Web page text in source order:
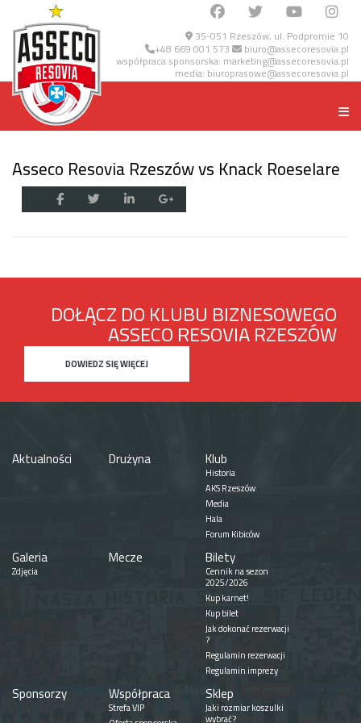
35-051 Rzeszów, ul. Podpromie 10
+48 669 001 573 biuro@assecoresovia.pl
współpraca sponsorska: marketing@assecoresovia.pl
media: biuroprasowe@assecoresovia.pl
Asseco Resovia Rzeszów vs Knack Roeselare
DOŁĄCZ DO KLUBU BIZNESOWEGO
ASSECO RESOVIA RZESZÓW
DOWIEDZ SIĘ WIĘCEJ
Aktualności Drużyna Klub
Historia
AKS Rzeszów
Media
Hala
Forum Kibiców
Galeria
Zdjęcia
Mecze Bilety
Cennik na sezon
2025/2026
Kup karnet!
Kup bilet
Jak dokonać rezerwacji
?
Regulamin rezerwacji
Regulamin imprezy
Sponsorzy Współpraca
Strefa VIP
Sklep
Jaki rozmiar koszulki
wybrać?